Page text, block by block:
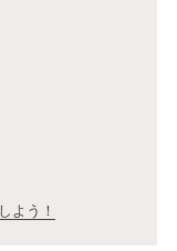
よう！